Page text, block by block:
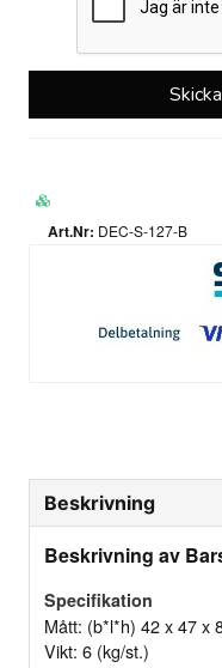
DEC-S-127-B
Beskrivning
Beskrivning av
Specifikation
Mått: (b*l*h) 42 x 47 x
Vikt: 6 (kg/st.)